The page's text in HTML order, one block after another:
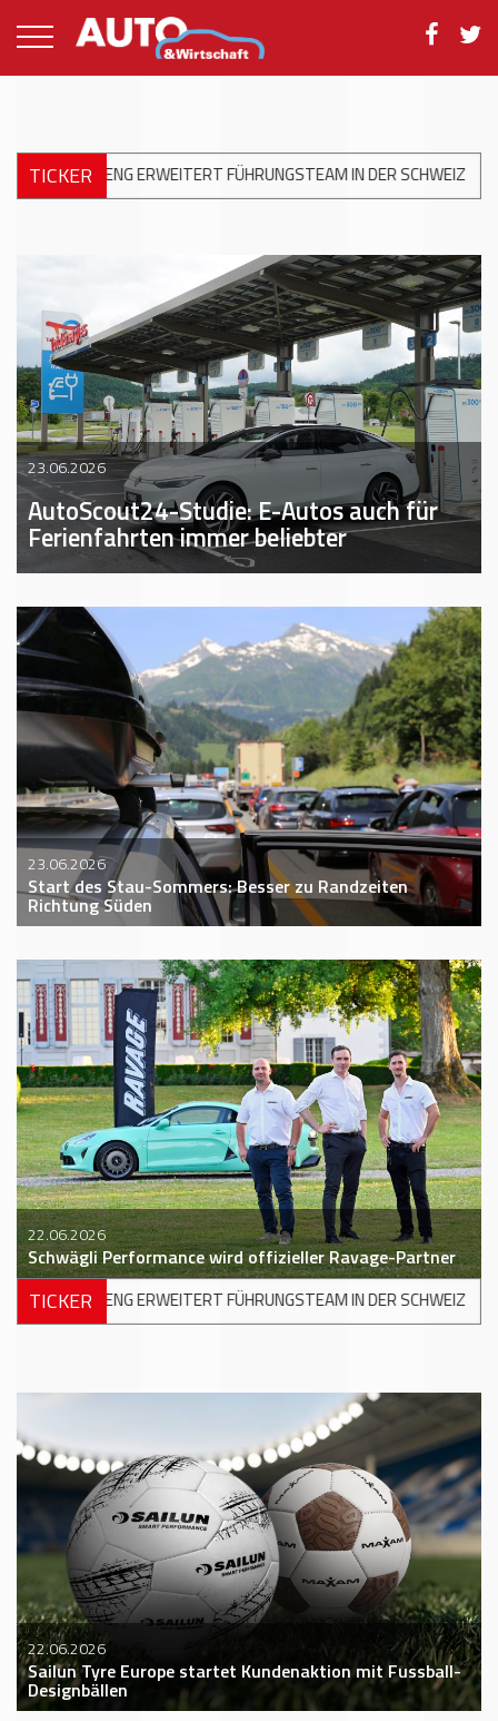
TICKER
FÜHRUNGSTEAM IN DER SCHWEIZ +++ STOP&GO:
23.06.2026
AutoScout24-Studie: E-Autos auch für
Ferienfahrten immer beliebter
23.06.2026
Start des Stau-Sommers: Besser zu Randzeiten
Richtung Süden
22.06.2026
Schwägli Performance wird offizieller Ravage-Partner
TICKER
FÜHRUNGSTEAM IN DER SCHWEIZ +++ STOP&GO:
22.06.2026
Sailun Tyre Europe startet Kundenaktion mit Fussball-
Designbällen